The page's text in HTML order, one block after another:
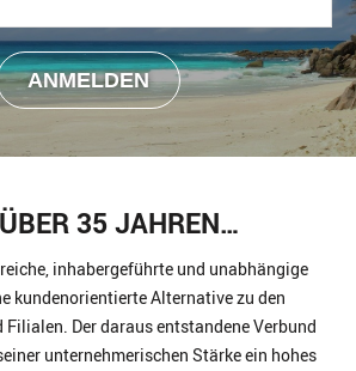
35 JAHREN…
inhabergeführte und unabhängige
kundenorientierte Alternative zu den
Der daraus entstandene Verbund
unternehmerischen Stärke ein hohes